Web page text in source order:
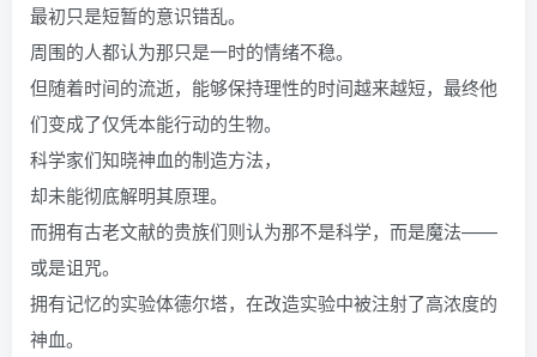
最初只是短暂的意识错乱。
周围的人都认为那只是一时的情绪不稳。
但随着时间的流逝，能够保持理性的时间越来越短，最终他
们变成了仅凭本能行动的生物。
科学家们知晓神血的制造方法，
却未能彻底解明其原理。
而拥有古老文献的贵族们则认为那不是科学，而是魔法——
或是诅咒。
拥有记忆的实验体德尔塔，在改造实验中被注射了高浓度的
神血。